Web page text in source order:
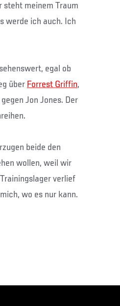
steht meinem Traum
werde ich auch. Ich
egal ob
über Forrest Griffin,
Jon Jones. Der
beide den
wollen, weil wir
verlief
wo es nur kann.